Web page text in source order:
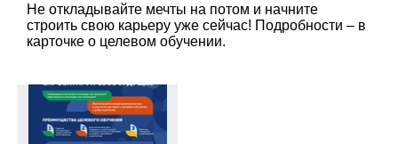
Не откладывайте мечты на потом и начните
строить свою карьеру уже сейчас! Подробности – в
карточке о целевом обучении.